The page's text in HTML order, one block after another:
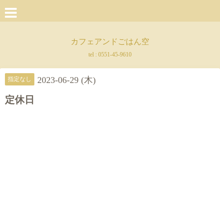
カフェアンドごはん空
tel : 0551-45-9610
指定なし 2023-06-29 (木)
定休日